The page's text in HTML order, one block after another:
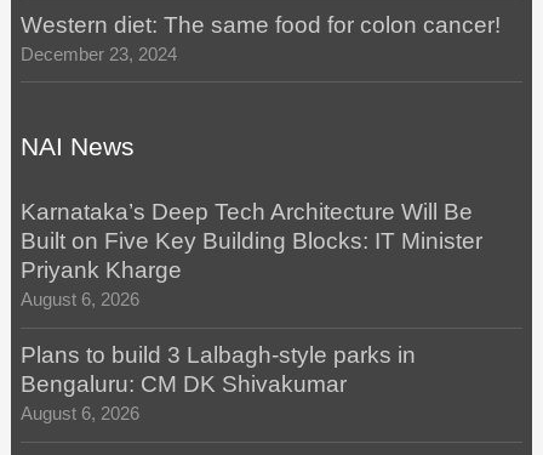
Western diet: The same food for colon cancer!
December 23, 2024
NAI News
Karnataka’s Deep Tech Architecture Will Be
Built on Five Key Building Blocks: IT Minister
Priyank Kharge
August 6, 2026
Plans to build 3 Lalbagh-style parks in
Bengaluru: CM DK Shivakumar
August 6, 2026